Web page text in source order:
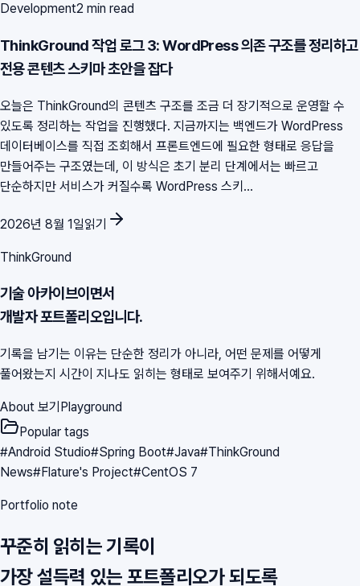
Development2 min read
ThinkGround 작업 로그 3: WordPress 의존 구조를 정리하고
전용 콘텐츠 스키마 초안을 잡다
오늘은 ThinkGround의 콘텐츠 구조를 조금 더 장기적으로 운영할 수
있도록 정리하는 작업을 진행했다. 지금까지는 백엔드가 WordPress
데이터베이스를 직접 조회해서 프론트엔드에 필요한 형태로 응답을
만들어주는 구조였는데, 이 방식은 초기 분리 단계에서는 빠르고
단순하지만 서비스가 커질수록 WordPress 스키...
2026년 8월 1일읽기
ThinkGround
기술 아카이브이면서
개발자 포트폴리오입니다.
기록을 남기는 이유는 단순한 정리가 아니라, 어떤 문제를 어떻게
풀어왔는지 시간이 지나도 읽히는 형태로 보여주기 위해서예요.
About 보기Playground
Popular tags
#Android Studio#Spring Boot#Java#ThinkGround
News#Flature's Project#CentOS 7
Portfolio note
꾸준히 읽히는 기록이
가장 설득력 있는 포트폴리오가 되도록